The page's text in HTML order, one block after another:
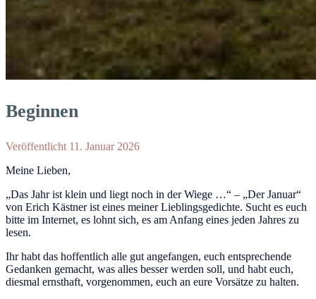
Beginnen
Veröffentlicht 11. Januar 2026
Meine Lieben,
„Das Jahr ist klein und liegt noch in der Wiege …“ – „Der Januar“
von Erich Kästner ist eines meiner Lieblingsgedichte. Sucht es euch
bitte im Internet, es lohnt sich, es am Anfang eines jeden Jahres zu
lesen.
Ihr habt das hoffentlich alle gut angefangen, euch entsprechende
Gedanken gemacht, was alles besser werden soll, und habt euch,
diesmal ernsthaft, vorgenommen, euch an eure Vorsätze zu halten.